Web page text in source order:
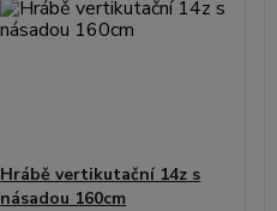
Hrábě vertikutační 14z s
násadou 160cm